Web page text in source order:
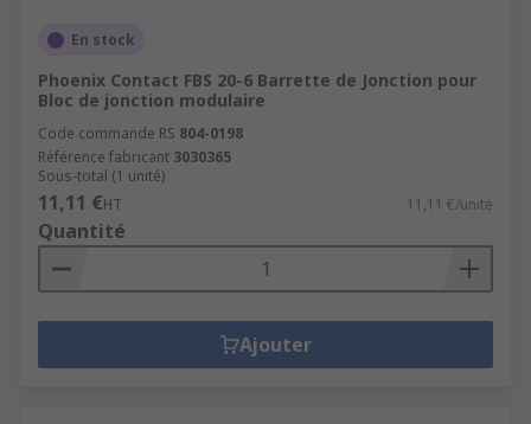
En stock
Phoenix Contact FBS 20-6 Barrette de Jonction pour
Bloc de jonction modulaire
Code commande RS 804-0198
Référence fabricant 3030365
Sous-total (1 unité)
11,11 €HT 11,11 €/unité
Quantité
Ajouter